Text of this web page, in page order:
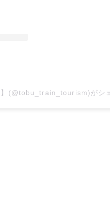
(@tobu_train_tourism)がシ